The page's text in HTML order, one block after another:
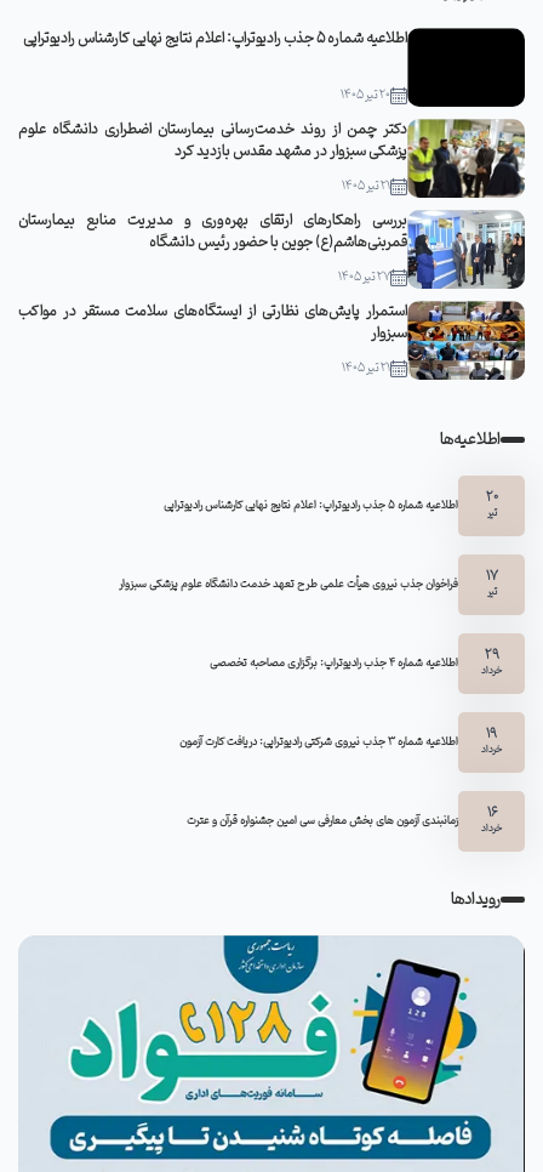
اطلاعیه شماره 5 جذب رادیوتراپ: اعلام نتایج نهایی کارشناس رادیوتراپی
20 تیر 1405
دکتر چمن از روند خدمت‌رسانی بیمارستان اضطراری دانشگاه علوم
پزشکی سبزوار در مشهد مقدس بازدید کرد
21 تیر 1405
بررسی راهکارهای ارتقای بهره‌وری و مدیریت منابع بیمارستان
قمربنی‌هاشم(ع) جوین با حضور رئیس دانشگاه
27 تیر 1405
استمرار پایش‌های نظارتی از ایستگاه‌های سلامت مستقر در مواکب
سبزوار
21 تیر 1405
اطلاعیه‌ها
20
تیر اطلاعیه شماره 5 جذب رادیوتراپ: اعلام نتایج نهایی کارشناس رادیوتراپی
17
تیر فراخوان جذب نیروی هیأت علمی طرح تعهد خدمت دانشگاه علوم پزشکی سبزوار
29
خرداد اطلاعیه شماره ۴ جذب رادیوتراپ: برگزاری مصاحبه تخصصی
19
خرداد اطلاعیه شماره 3 جذب نیروی شرکتی رادیوتراپی: دریافت کارت آزمون
16
خرداد زمانبندی آزمون های بخش معارفی سی امین جشنواره قرآن و عترت
رویدادها